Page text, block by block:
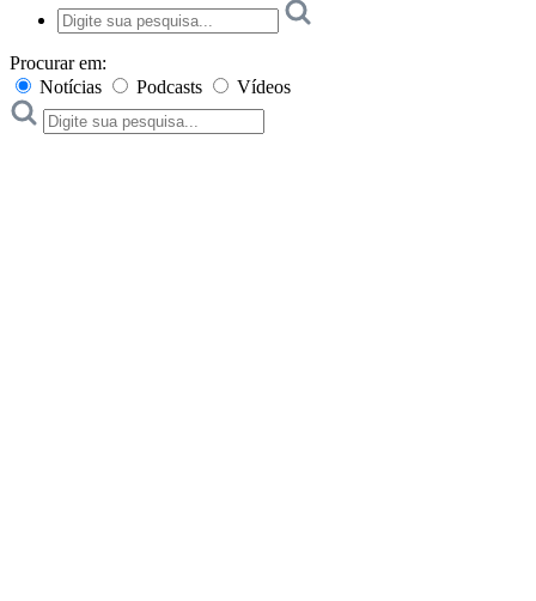
Procurar em:
Notícias
Podcasts Vídeos